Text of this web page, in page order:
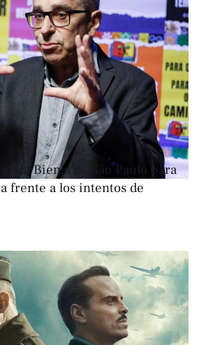
la Bienal de São Paulo para
frente a los intentos de